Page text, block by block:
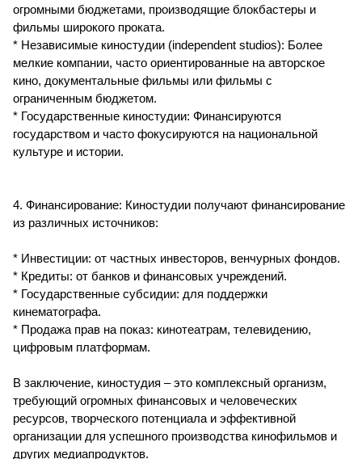
огромными бюджетами, производящие блокбастеры и
фильмы широкого проката.
* Независимые киностудии (independent studios): Более
мелкие компании, часто ориентированные на авторское
кино, документальные фильмы или фильмы с
ограниченным бюджетом.
* Государственные киностудии: Финансируются
государством и часто фокусируются на национальной
культуре и истории.
4. Финансирование: Киностудии получают финансирование
из различных источников:
* Инвестиции: от частных инвесторов, венчурных фондов.
* Кредиты: от банков и финансовых учреждений.
* Государственные субсидии: для поддержки
кинематографа.
* Продажа прав на показ: кинотеатрам, телевидению,
цифровым платформам.
В заключение, киностудия – это комплексный организм,
требующий огромных финансовых и человеческих
ресурсов, творческого потенциала и эффективной
организации для успешного производства кинофильмов и
других медиапродуктов.